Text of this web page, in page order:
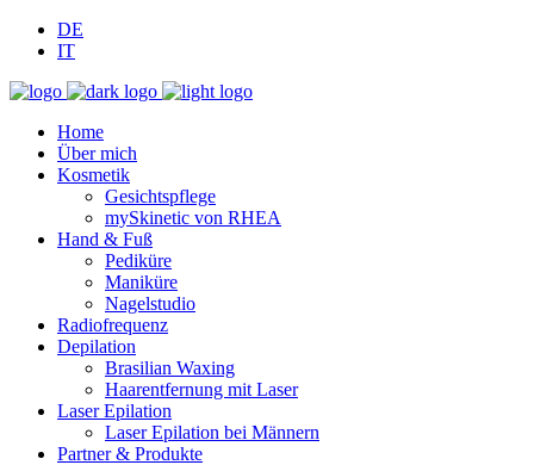
DE
IT
Home
Über mich
Kosmetik
Gesichtspflege
mySkinetic von RHEA
Hand & Fuß
Pediküre
Maniküre
Nagelstudio
Radiofrequenz
Depilation
Brasilian Waxing
Haarentfernung mit Laser
Laser Epilation
Laser Epilation bei Männern
Partner & Produkte